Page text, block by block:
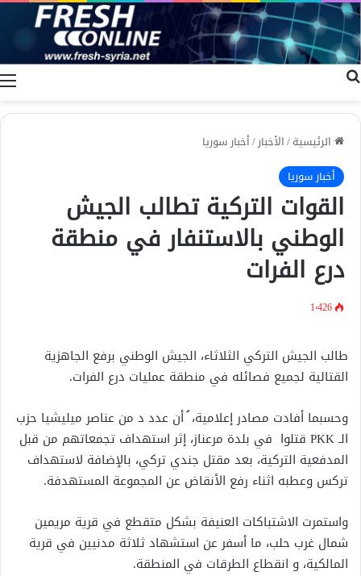
الرئيسية/الأخبار/أخبار سوريا
أخبار سوريا
القوات التركية تطالب الجيش
الوطني بالاستنفار في منطقة
درع الفرات
1٬426
طالب الجيش التركي الثلاثاء، الجيش الوطني برفع الجاهزية
القتالية لجميع فصائله في منطقة عمليات درع الفرات.
وحسبما أفادت مصادر إعلامية، ُ أن عدد د من عناصر ميليشيا حزب
الـ PKK قتلوا في بلدة مرعناز، إثر استهداف تجمعاتهم من قبل
المدفعية التركية، بعد مقتل جندي تركي، بالإضافة لاستهداف
تركس وعطبه اثناء رفع الأنقاض عن المجموعة المستهدفة.
واستمرت الاشتباكات العنيفة بشكل متقطع في قرية مريمين
شمال غرب حلب، ما أسفر عن استشهاد ثلاثة مدنيين في قرية
المالكية، و انقطاع الطرقات في المنطقة.